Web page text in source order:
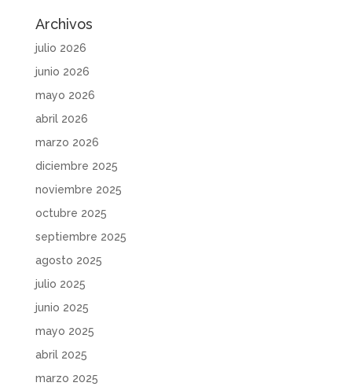
Archivos
julio 2026
junio 2026
mayo 2026
abril 2026
marzo 2026
diciembre 2025
noviembre 2025
octubre 2025
septiembre 2025
agosto 2025
julio 2025
junio 2025
mayo 2025
abril 2025
marzo 2025